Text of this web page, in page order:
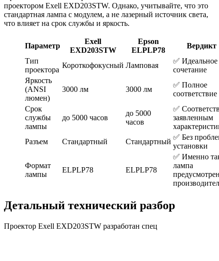
проектором Exell EXD203STW. Однако, учитывайте, что это
стандартная лампа с модулем, а не лазерный источник света,
что влияет на срок службы и яркость.
Параметр
Exell
EXD203STW
Epson
ELPLP78
Вердикт
Тип
проектора
Короткофокусный Ламповая
✅ Идеальное
сочетание
Яркость
(ANSI
люмен)
3000 лм 3000 лм
✅ Полное
соответствие
Срок
службы
лампы
до 5000 часов
до 5000
часов
✅
заявленным
Разъем
Стандартный Стандартный
✅ Без
установки
Формат
лампы
ELPLP78 ELPLP78
✅ Именно
лампа
Детальный технический разбор
Проектор Exell EXD203STW разработан спец